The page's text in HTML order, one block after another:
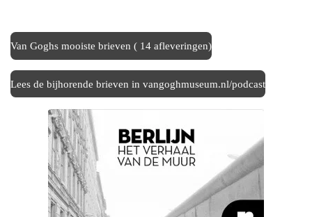
Van Goghs mooiste brieven ( 14 afleveringen)
Lees de bijhorende brieven in vangoghmuseum.nl/podcast